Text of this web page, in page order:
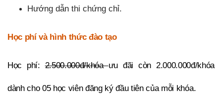
Hướng dẫn thi chứng chỉ.
Học phí và hình thức đào tạo
Học phí:2.500.000đ/khóaưu đãi còn 2.000.000đ/khóa
dành cho 05 học viên đăng ký đầu tiên của mỗi khóa.